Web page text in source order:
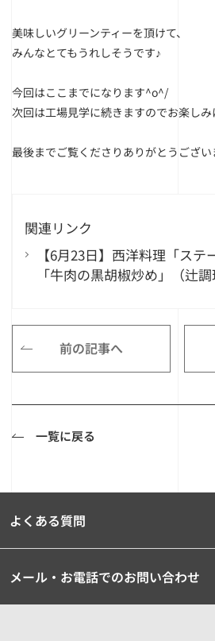
美味しいグリーンティーを頂けて、
みんなとてもうれしそうです♪
今回はここまでになります^o^/
次回は工場見学に続きますのでお楽し
最後までご覧くださりありがとうござ
関連リンク
【6月23日】西洋料理「ス
「牛肉の黒胡椒炒め」（辻調
前の記事へ
一覧に戻る
よくある質問
メール・お電話でのお問い合わせ